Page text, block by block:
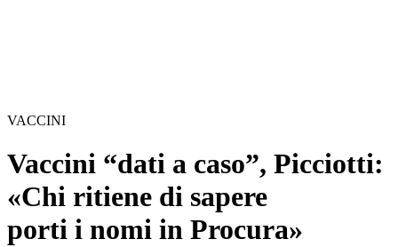
VACCINI
Vaccini “dati a caso”, Picciotti:
«Chi ritiene di sapere
porti i nomi in Procura»